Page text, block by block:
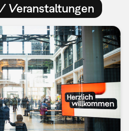
Veranstaltungen